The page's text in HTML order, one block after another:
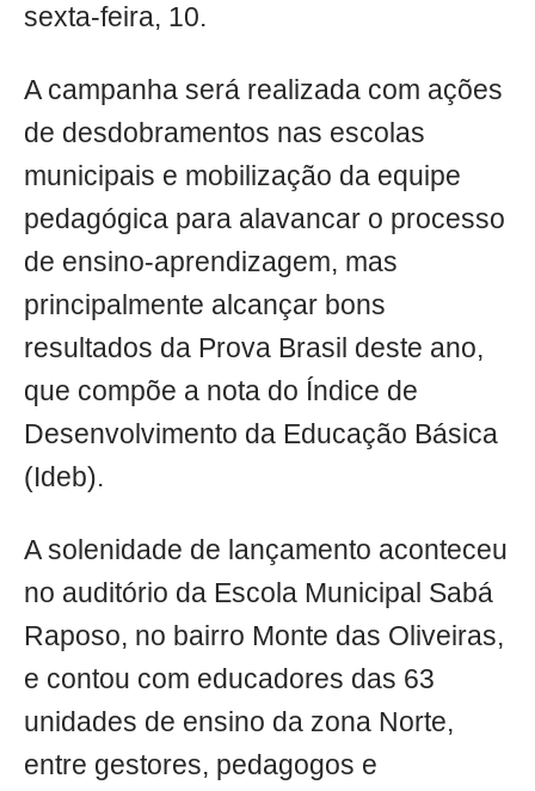
sexta-feira, 10.
A campanha será realizada com ações
de desdobramentos nas escolas
municipais e mobilização da equipe
pedagógica para alavancar o processo
de ensino-aprendizagem, mas
principalmente alcançar bons
resultados da Prova Brasil deste ano,
que compõe a nota do Índice de
Desenvolvimento da Educação Básica
(Ideb).
A solenidade de lançamento aconteceu
no auditório da Escola Municipal Sabá
Raposo, no bairro Monte das Oliveiras,
e contou com educadores das 63
unidades de ensino da zona Norte,
entre gestores, pedagogos e